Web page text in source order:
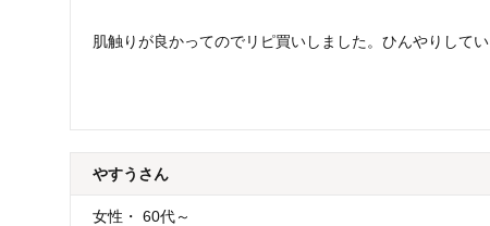
肌触りが良かってのでリピ買いしました。ひんやりして
やすう さん
女性 ・ 60代～